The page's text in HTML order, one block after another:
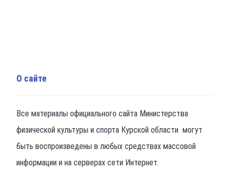
О сайте
Все материалы официального сайта Министерства
физической культуры и спорта Курской области могут
быть воспроизведены в любых средствах массовой
информации и на серверах сети Интернет.